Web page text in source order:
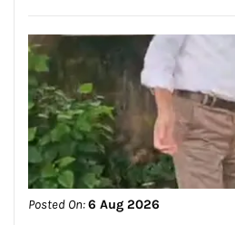
Posted On:6 Aug 2026